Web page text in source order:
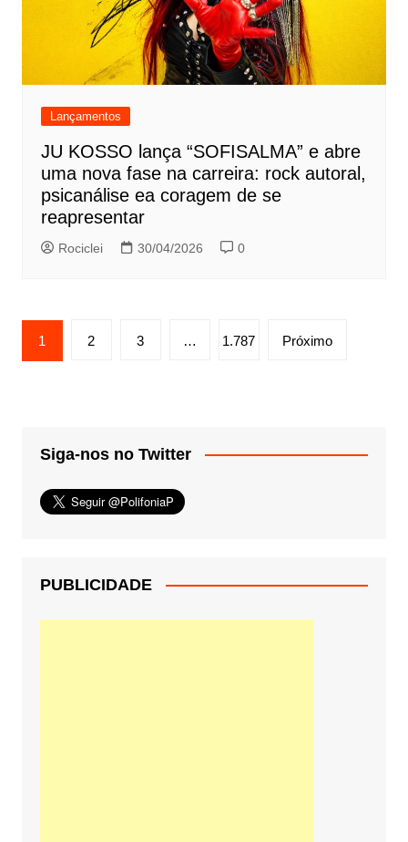
Lançamentos
JU KOSSO lança “SOFISALMA” e abre
uma nova fase na carreira: rock autoral,
psicanálise ea coragem de se
reapresentar
Rociclei 30/04/2026 0
Paginação
de
1 2 3 … 1.787 Próximo
Siga-nos no Twitter
PUBLICIDADE